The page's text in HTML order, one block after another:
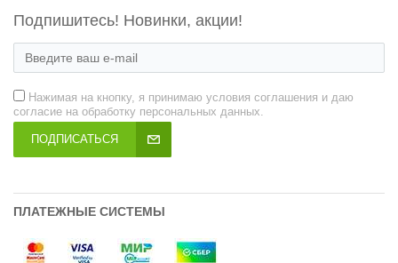
Подпишитесь! Новинки, акции!
Нажимая на кнопку, я принимаю условия соглашения и даю
согласие на обработку персональных данных.
ПОДПИСАТЬСЯ
ПЛАТЕЖНЫЕ СИСТЕМЫ